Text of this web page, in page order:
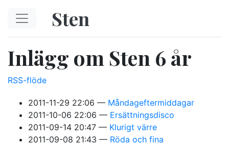
Sten
Inlägg om Sten 6 år
RSS-flöde
2011-11-29 22:06
Måndageftermiddagar
2011-10-06 22:06
Ersättningsdisco
2011-09-14 20:47
Klurigt värre
2011-09-08 21:43
Röda och fina